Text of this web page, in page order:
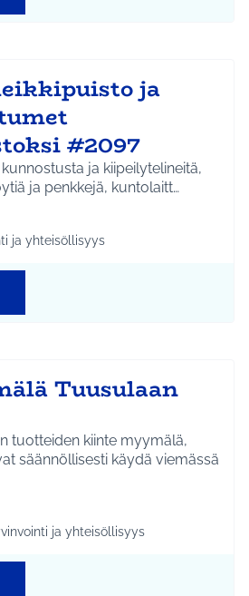
ja
#2097
ja kiipeilytelineitä,
ja penkkejä, kuntolaitt…
mukaan: Hyrylä
teeman mukaan: Hyvinvointi ja
ja yhteisöllisyys
Tuusulaan
tuotteiden kiinte myymälä,
säännöllisesti käydä viemässä
mukaan: Koko Tuusula
tulokset teeman mukaan: Hyvinvointi ja
ja yhteisöllisyys